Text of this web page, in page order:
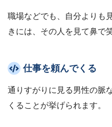
職場などでも、自分よりも
きには、その人を見て鼻で
仕事を頼んでくる
通りすがりに見る男性の脈
くることが挙げられます。